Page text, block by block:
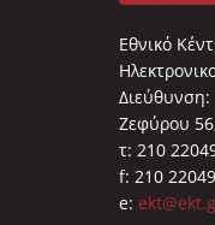
Εθνικό
Διεύθυνση:
Ζεφύρου
τ: 210
f: 210
e: